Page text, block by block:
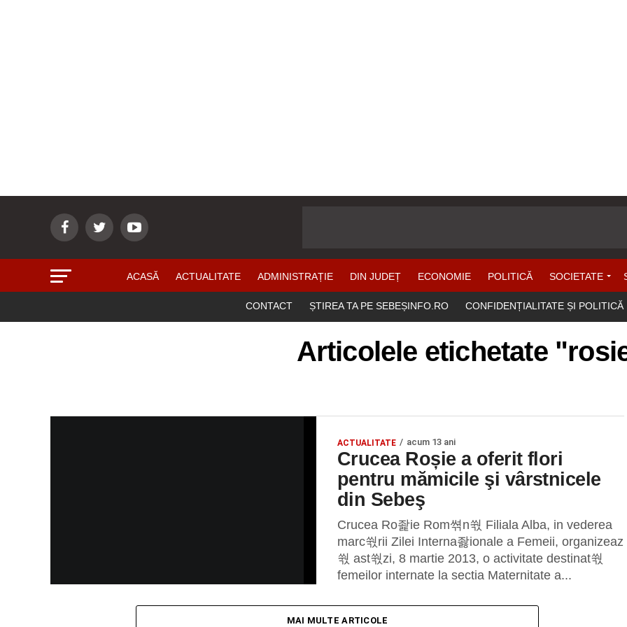
ACASĂ ACTUALITATE ADMINISTRAȚIE DIN JUDEȚ ECONOMIE POLITICĂ SOCIETATE
CONTACT ȘTIREA TA PE SEBEȘINFO.RO CONFIDENȚIALITATE ȘI POLITICĂ
Articolele etichetate
ACTUALITATE acum 13 ani
Crucea Roșie a oferit flori
pentru mămicile şi vârstnicele
din Sebeş
Crucea Ro좙ie Rom쎢n쒃 Filiala Alba, in vederea
marc쒃rii Zilei Interna좛ionale a Femeii, organizeaz
쒃 ast쒃zi, 8 martie 2013, o activitate destinat쒃
femeilor internate la sectia Maternitate a...
MAI MULTE ARTICOLE